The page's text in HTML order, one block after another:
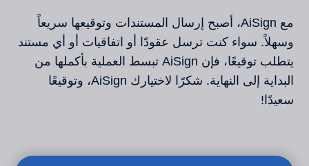
مع AiSign، أصبح إرسال المستندات وتوقيعها سريعاً
وسهلاً. سواء كنت ترسل عقودًا أو اتفاقيات أو أي مستند
يتطلب توقيعًا، فإن AiSign تبسط العملية بأكملها من
البداية إلى النهاية. شكرًا لاختيارك AiSign، وتوقيعًا
سعيدًا!